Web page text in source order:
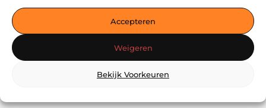
Accepteren
Weigeren
Bekijk Voorkeuren
— Verken prikkelende blogs, slimme inzichten en praktische
tips voor een bewuster en slimmer leven. Alles overzichtelijk
verzameld op één platform. Begin vandaag nog op living-
smart.nl!